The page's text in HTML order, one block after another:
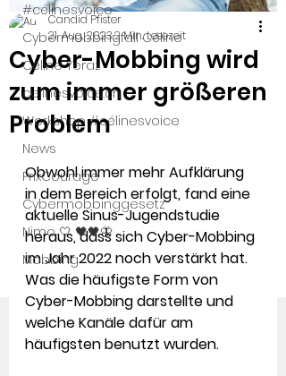
#célinesvoice
Cybermobbingfall Céline
Céline Yeraz
celinesvoice.ch
Workshop #célinesvoice
News
PrixCourage
Cybermobbinggesetz
Nimo 🤍 🖤🖤🦋
Mobbing
Cyber-Mobbing wird
zum immer größeren
Problem
Candid Pfister
21. Aug. 20232 Min. Lesezeit
Obwohl immer mehr Aufklärung
in dem Bereich erfolgt, fand eine
aktuelle Sinus-Jugendstudie
heraus, dass sich Cyber-Mobbing
im Jahr 2022 noch verstärkt hat.
Was die häufigste Form von
Cyber-Mobbing darstellte und
welche Kanäle dafür am
häufigsten benutzt wurden.